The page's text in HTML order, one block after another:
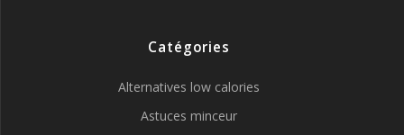
Catégories
Alternatives low calories
Astuces minceur